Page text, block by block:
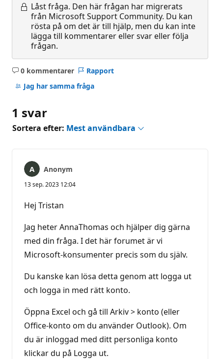
Låst fråga. Den här frågan har migrerats
från Microsoft Support Community. Du kan
rösta på om det är till hjälp, men du kan inte
lägga till kommentarer eller svar eller följa
frågan.
0 kommentarer
Inga
kommentarer
Rapport
Jag har samma fråga
1 svar
Sortera efter: Mest användbara
Anonym
13 sep. 2023 12:04
Hej Tristan
Jag heter AnnaThomas och hjälper dig gärna
med din fråga. I det här forumet är vi
Microsoft-konsumenter precis som du själv.
Du kanske kan lösa detta genom att logga ut
och logga in med rätt konto.
Öppna Excel och gå till Arkiv > konto (eller
Office-konto om du använder Outlook). Om
du är inloggad med ditt personliga konto
klickar du på Logga ut.